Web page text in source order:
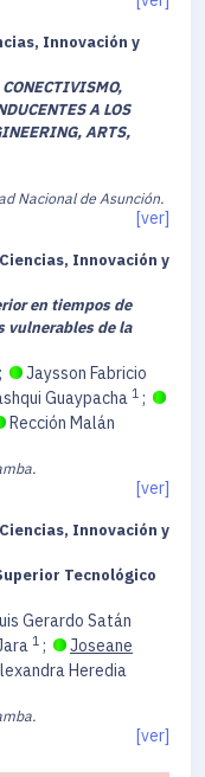
Innovación y
A LOS
ARTS,
Nacional de Asunción.
[ver]
Innovación y
en tiempos de
vulnerables de la
;
Jaysson Fabricio
Guaypacha 1 ;
Rección Malán
[ver]
Innovación y
Tecnológico
Gerardo Satán
1 ;
Joseane
Heredia
[ver]